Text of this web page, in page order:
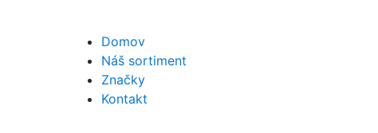
Domov
Náš sortiment
Značky
Kontakt